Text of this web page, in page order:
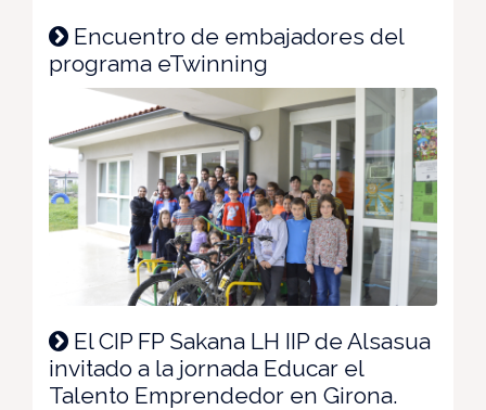
Encuentro de embajadores del
programa eTwinning
El CIP FP Sakana LH IIP de Alsasua
invitado a la jornada Educar el
Talento Emprendedor en Girona.